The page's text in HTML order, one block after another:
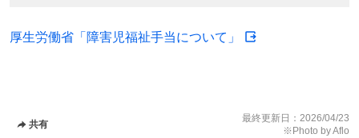
厚生労働省「障害児福祉手当について」
共有
最終更新日： 2026/04/23
※Photo by Aflo